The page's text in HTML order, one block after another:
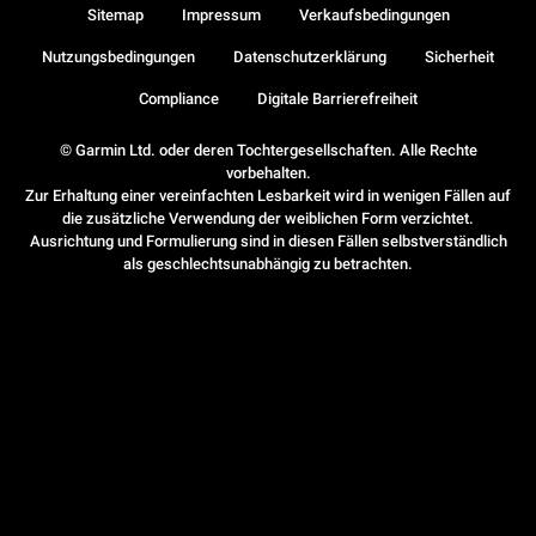
© Garmin Ltd. oder deren Tochtergesellschaften. Alle Rechte
vorbehalten.
Zur Erhaltung einer vereinfachten Lesbarkeit wird in wenigen Fällen auf
die zusätzliche Verwendung der weiblichen Form verzichtet.
Ausrichtung und Formulierung sind in diesen Fällen selbstverständlich
als geschlechtsunabhängig zu betrachten.
Sitemap Impressum Verkaufsbedingungen
Nutzungsbedingungen Datenschutzerklärung Sicherheit
Compliance Digitale Barrierefreiheit